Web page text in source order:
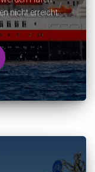
nicht erreicht